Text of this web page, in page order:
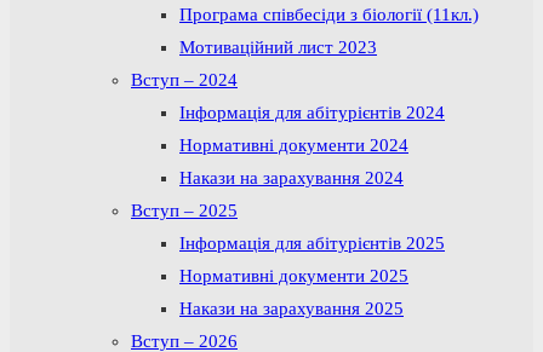
Програма співбесіди з біології (11кл.)
Мотиваційний лист 2023
Вступ – 2024
Інформація для абітурієнтів 2024
Нормативні документи 2024
Накази на зарахування 2024
Вступ – 2025
Інформація для абітурієнтів 2025
Нормативні документи 2025
Накази на зарахування 2025
Вступ – 2026